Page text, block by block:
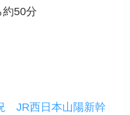
約50分
JR西日本山陽新幹